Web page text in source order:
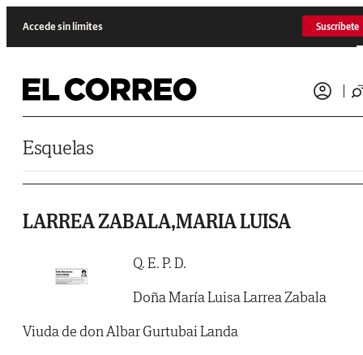
Accede sin límites Suscríbete
Esquelas
LARREA ZABALA,MARIA LUISA
Q. E. P. D.
Doña María Luisa Larrea Zabala
Viuda de don Albar Gurtubai Landa